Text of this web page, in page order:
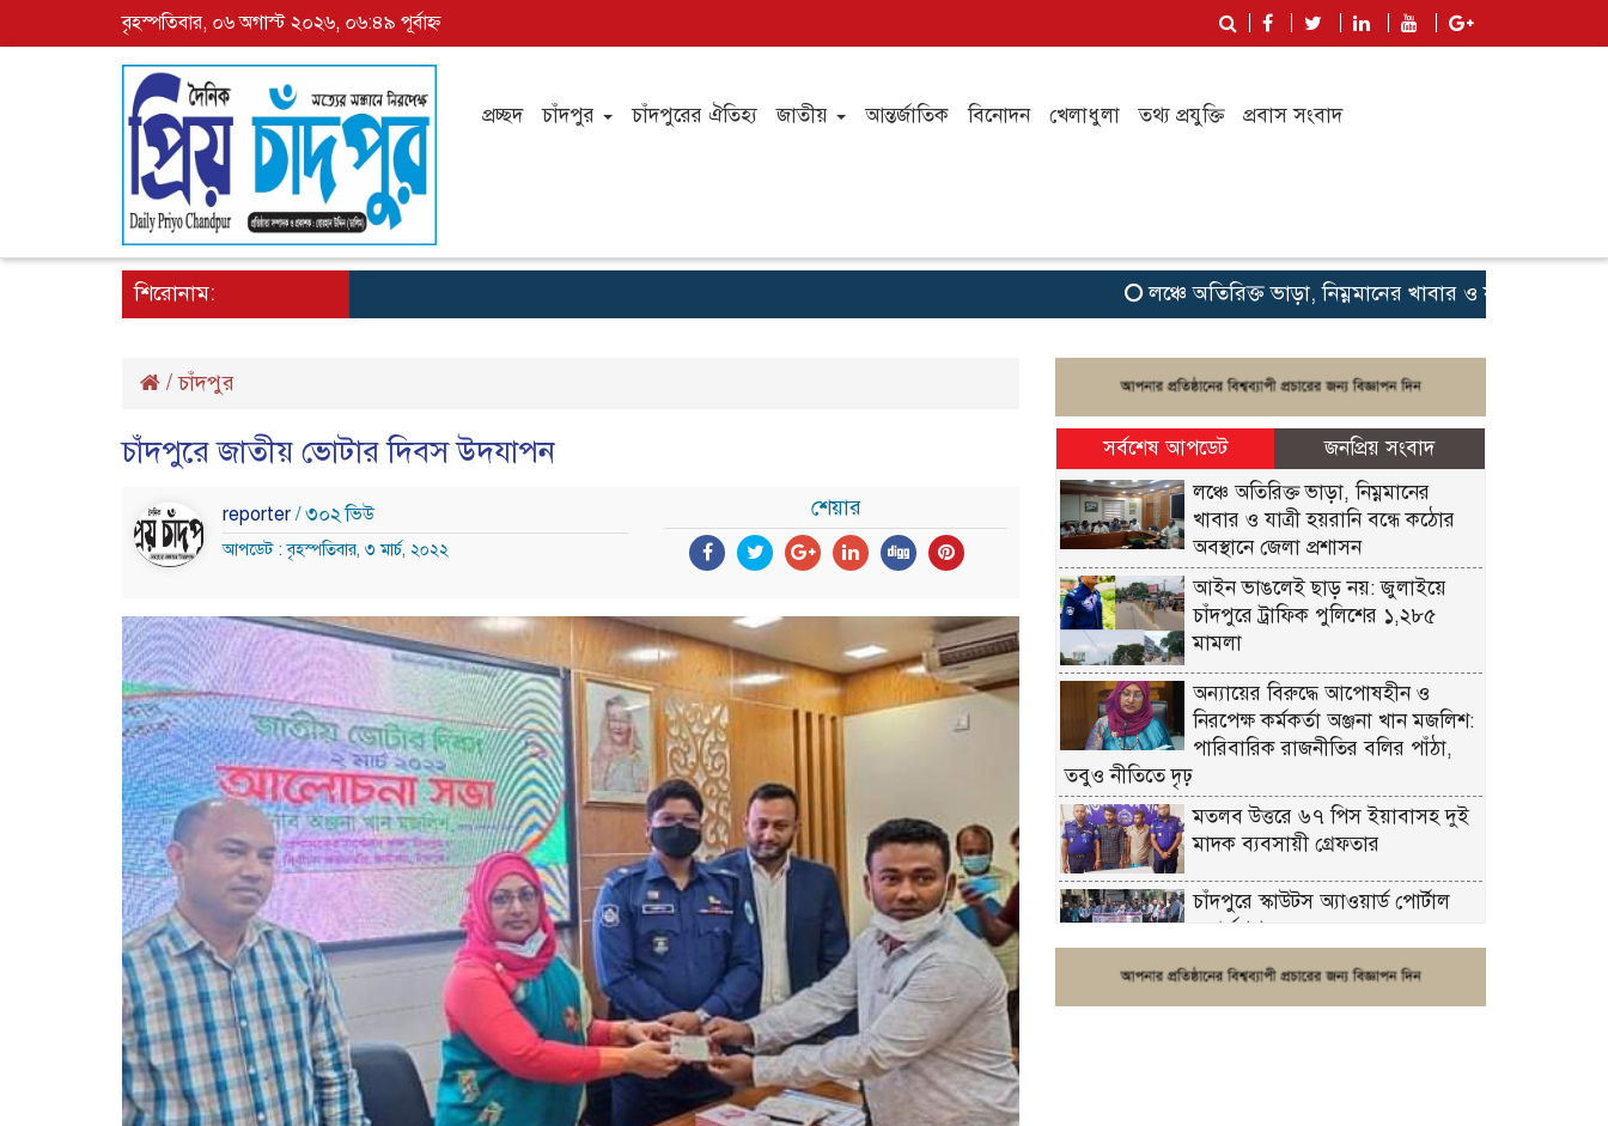
বৃহস্পতিবার, ০৬ অগাস্ট ২০২৬, ০৬:৪৯ পূর্বাহ্ন
প্রচ্ছদ চাঁদপুর চাঁদপুরের ঐতিহ্য জাতীয় আন্তর্জাতিক বিনোদন খেলাধুলা তথ্য প্রযুক্তি প্রবাস সংবাদ
শিরোনাম: লঞ্চে অতিরিক্ত ভাড়া, নিম্নমানের খাবার ও যাত্রী হয়রানি বন্ধে
/চাঁদপুর
চাঁদপুরে জাতীয় ভোটার দিবস উদযাপন
reporter / ৩০২ ভিউ
আপডেট : বৃহস্পতিবার, ৩ মার্চ, ২০২২
শেয়ার
সর্বশেষ আপডেট
জনপ্রিয় সংবাদ
লঞ্চে অতিরিক্ত ভাড়া, নিম্নমানের
খাবার ও যাত্রী হয়রানি বন্ধে কঠোর
অবস্থানে জেলা প্রশাসন
আইন ভাঙলেই ছাড় নয়: জুলাইয়ে
চাঁদপুরে ট্রাফিক পুলিশের ১,২৮৫
মামলা
অন্যায়ের বিরুদ্ধে আপোষহীন ও
নিরপেক্ষ কর্মকর্তা অঞ্জনা খান মজলিশ:
পারিবারিক রাজনীতির বলির পাঁঠা,
তবুও নীতিতে দৃঢ়
মতলব উত্তরে ৬৭ পিস ইয়াবাসহ দুই
মাদক ব্যবসায়ী গ্রেফতার
চাঁদপুরে স্কাউটস অ্যাওয়ার্ড পোর্টাল
ওয়ার্কশপ
ফরিদগঞ্জে চুরির আতঙ্ক: এক সপ্তাহে
২০টির বেশি ঘটনা, নিরাপত্তাহীনতায়